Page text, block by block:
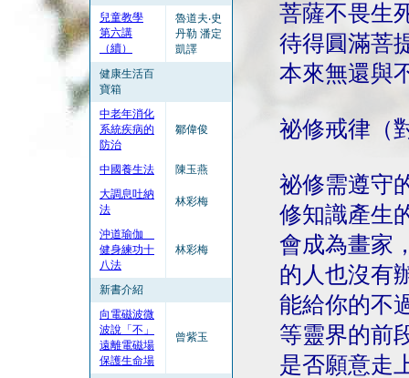
兒童教學
第六講
（續）
魯道夫‧史
丹勒 潘定
凱譯
健康生活百
寶箱
中老年消化
系統疾病的
防治
鄒偉俊
中國養生法
陳玉燕
大調息吐納
法
林彩梅
沖道瑜伽
健身練功十
八法
林彩梅
新書介紹
向電磁波微
波說「不」
遠離電磁場
保護生命場
曾紫玉
菩薩不畏生
待得圓滿菩
本來無還與
祕修戒律（
祕修需遵守
修知識產生
會成為畫家
的人也沒有
能給你的不
等靈界的前
是否願意走